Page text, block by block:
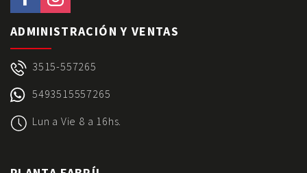
ADMINISTRACIÓN Y VENTAS
3515-557265
5493515557265
Lun a Vie 8 a 16hs.